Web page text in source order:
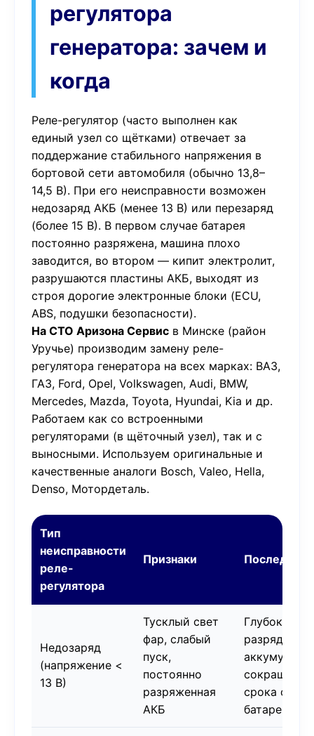
регулятора
генератора: зачем и
когда
Реле-регулятор (часто выполнен как
единый узел со щётками) отвечает за
поддержание стабильного напряжения в
бортовой сети автомобиля (обычно 13,8–
14,5 В). При его неисправности возможен
недозаряд АКБ (менее 13 В) или перезаряд
(более 15 В). В первом случае батарея
постоянно разряжена, машина плохо
заводится, во втором — кипит электролит,
разрушаются пластины АКБ, выходят из
строя дорогие электронные блоки (ECU,
ABS, подушки безопасности).
На СТО Аризона Сервис в Минске (район
Уручье) производим замену реле-
регулятора генератора на всех марках: ВАЗ,
ГАЗ, Ford, Opel, Volkswagen, Audi, BMW,
Mercedes, Mazda, Toyota, Hyundai, Kia и др.
Работаем как со встроенными
регуляторами (в щёточный узел), так и с
выносными. Используем оригинальные и
качественные аналоги Bosch, Valeo, Hella,
Denso, Мотордеталь.
Тип
неисправности
реле-
регулятора
Признаки
Недозаряд
(напряжение <
13 В)
Тусклый свет
фар, слабый
пуск,
постоянно
разряженная
АКБ
Глубокий
разряд
сокращение
срока
батареи